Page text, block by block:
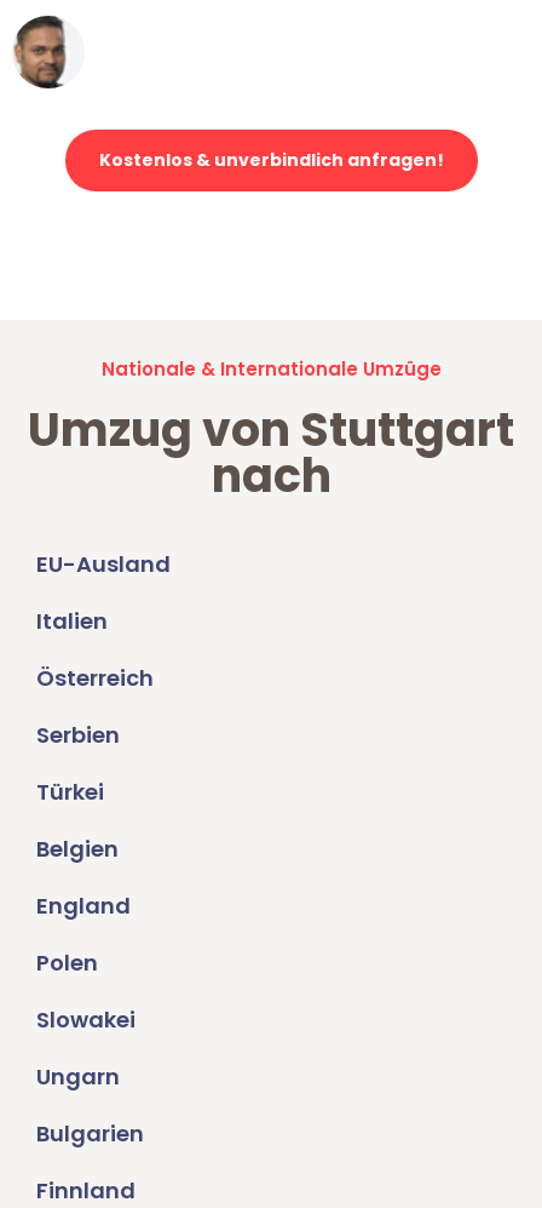
Kostenlos & unverbindlich anfragen!
Nationale & Internationale Umzüge
Umzug von Stuttgart
nach
EU-Ausland
Italien
Österreich
Serbien
Türkei
Belgien
England
Polen
Slowakei
Ungarn
Bulgarien
Finnland